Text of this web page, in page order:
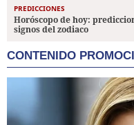
PREDICCIONES
Horóscopo de hoy:
signos del zodiaco
CONTENIDO